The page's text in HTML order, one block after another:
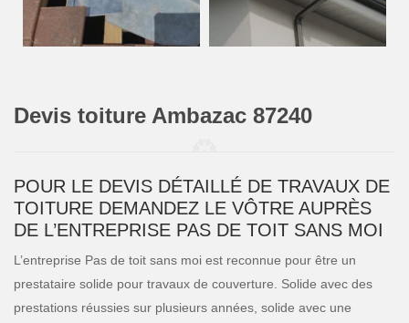
Devis toiture Ambazac 87240
POUR LE DEVIS DÉTAILLÉ DE TRAVAUX DE
TOITURE DEMANDEZ LE VÔTRE AUPRÈS
DE L’ENTREPRISE PAS DE TOIT SANS MOI
L’entreprise Pas de toit sans moi est reconnue pour être un
prestataire solide pour travaux de couverture. Solide avec des
prestations réussies sur plusieurs années, solide avec une